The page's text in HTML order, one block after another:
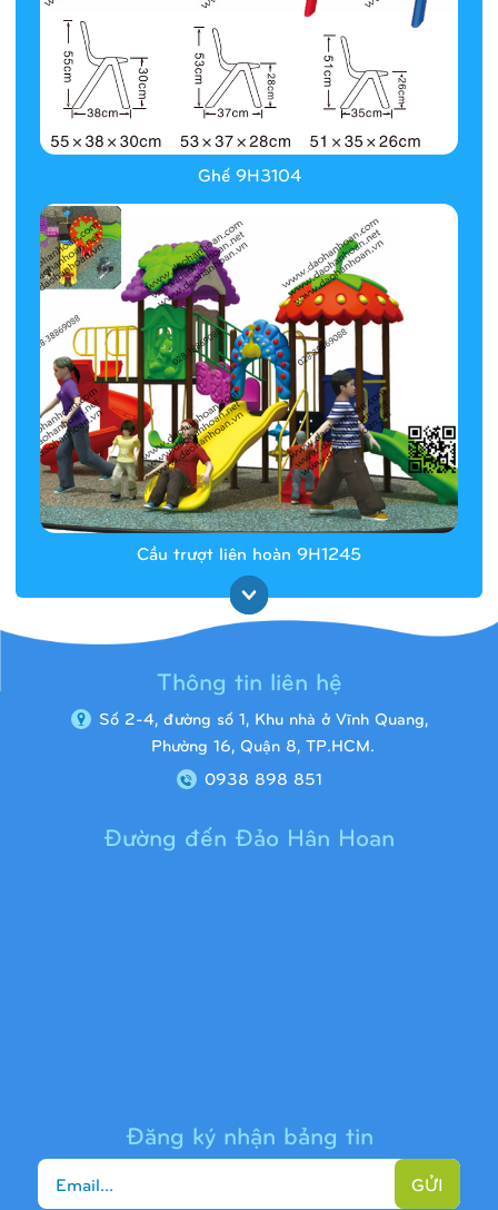
Ghế 9H3104
Cầu trượt liên hoàn 9H1245
Thông tin liên hệ
Số 2-4, đường số 1, Khu nhà ở Vĩnh Quang,
Phường 16, Quận 8, TP.HCM.
0938 898 851
Đường đến Đảo Hân Hoan
Đăng ký nhận bảng tin
GỬI